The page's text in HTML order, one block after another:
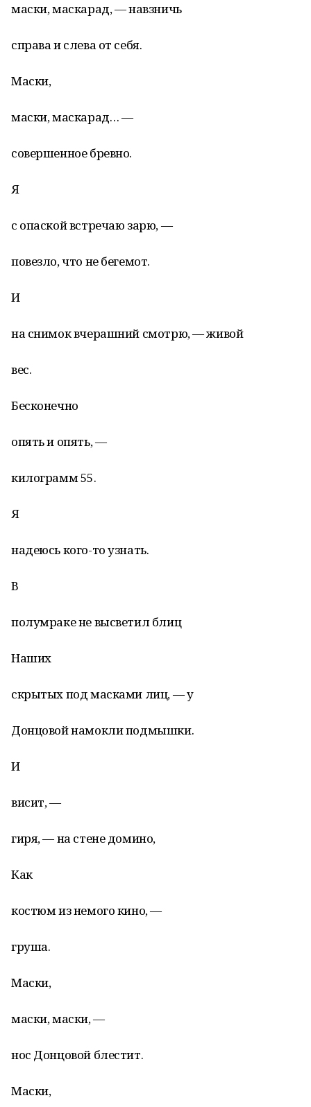
маски, маскарад, — навзничь
справа и слева от себя.
Маски,
маски, маскарад… —
совершенное бревно.
Я
с опаской встречаю зарю, —
повезло, что не бегемот.
И
на снимок вчерашний смотрю, — живой
вес.
Бесконечно
опять и опять, —
килограмм 55.
Я
надеюсь кого-то узнать.
В
полумраке не высветил блиц
Наших
скрытых под масками лиц, — у
Донцовой намокли подмышки.
И
висит, —
гиря, — на стене домино,
Как
костюм из немого кино, —
груша.
Маски,
маски, маски, —
нос Донцовой блестит.
Маски,